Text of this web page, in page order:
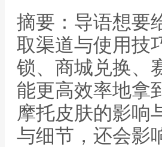
摘要：导语想要
取渠道与使用技
锁、商城兑换、
能更高效率地拿
摩托皮肤的影响
与细节，还会影